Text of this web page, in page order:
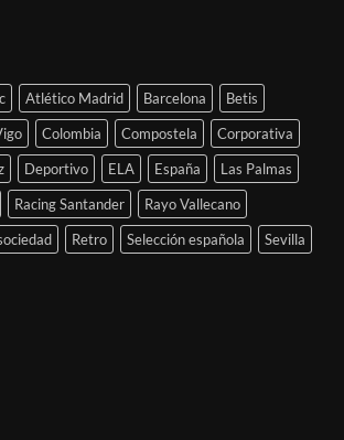
Atlético Madrid Barcelona
Betis
Colombia Compostela
Corporativa
Deportivo ELA España
Las Palmas
Racing Santander
Rayo Vallecano
Retro Selección española
Sevilla